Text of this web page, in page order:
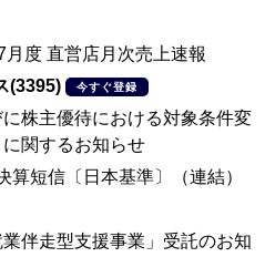
月度 直営店月次売上速報
(3395)
今すぐ登録
株主優待における対象条件変
関するお知らせ
算短信〔日本基準〕（連結）
伴走型支援事業」受託のお知